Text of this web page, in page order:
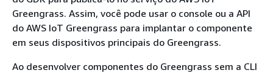
Greengrass. Assim, você pode usar o console ou a API
do AWS IoT Greengrass para implantar o componente
em seus dispositivos principais do Greengrass.
Ao desenvolver componentes do Greengrass sem a CLI